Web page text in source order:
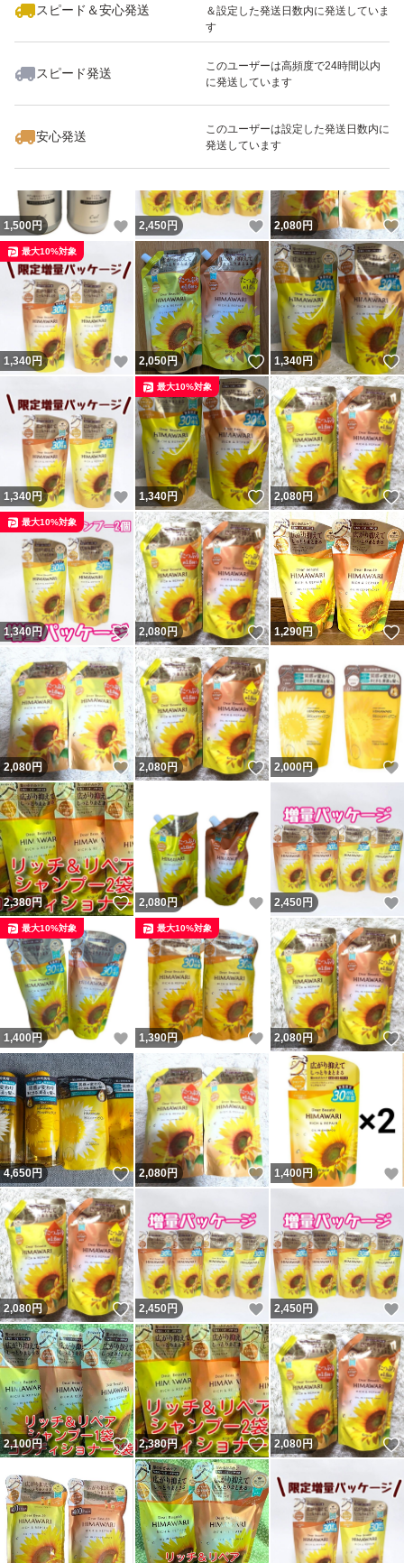
スピード＆安心発送
＆設定した発送日数内に発送していま
す
スピード発送
このユーザーは高頻度で24時間以内
に発送しています
安心発送
このユーザーは設定した発送日数内に
発送しています
いいね！
960
1,500円 いいね！
2,450 円 いいね！
2,080円
1,340円 いいね！
最大10%対象
2,050円 いいね！
1,340円
1,340円 いいね！
1,340円 いいね！
最大10%対象
2,080円
1,340円 いいね！
最大10%対象
2,080円 いいね！
1,290円
2,080円 いいね！
2,080円 いいね！
2,000円
2,380円 いいね！
2,080円 いいね！
2,450 円
1,400 円 いいね！
最大10%対象
1,390円 いいね！
最大10%対象
2,080円
4,650円 いいね！
2,080円 いいね！
1,400円
2,080円 いいね！
2,450 円 いいね！
2,450 円
2,100円 いいね！
2,380円 いいね！
2,080円